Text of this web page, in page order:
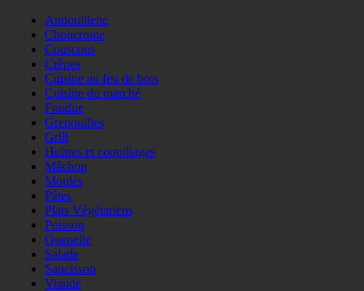
Andouillette
Choucroute
Couscous
Crêpes
Cuisine au feu de bois
Cuisine du marché
Fondue
Grenouilles
Grill
Huitres et coquillages
Mâchon
Moules
Pâtes
Plats Végétariens
Poisson
Quenelle
Salade
Saucisson
Viande